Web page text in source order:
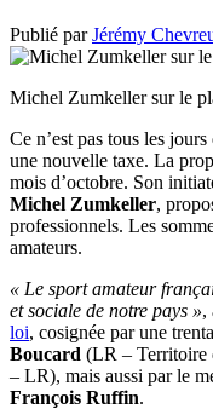
Publié parJérémy
Michel Zumkeller sur le
Ce n’est pas tous les
une nouvelle taxe. La
mois d’octobre. Son
Michel Zumkeller,
professionnels. Les
amateurs.
« Le sport amateur
et sociale de notre pays »,
loi, cosignée par une
Boucard (LR – Territoire
– LR), mais aussi par le
François Ruffin.